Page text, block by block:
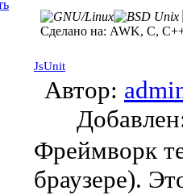
Сделано на: AWK, C,
JsUnit
Автор:
Фреймворк
браузере).